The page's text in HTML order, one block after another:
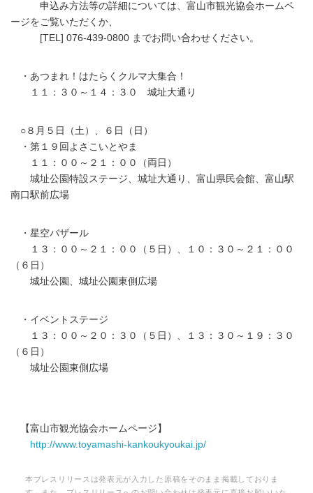
申込み方法等の詳細については、富山市観光協会ホームペ
ージをご覧いただくか、
[TEL] 076-439-0800 までお問い合わせください。
・あつまれ！はたらくクルマ大集合！
１１：３０～１４：３０ 城址大通り
○８月５日（土）、６日（日）
・第１９回よさこいとやま
１１：００～２１：００（両日）
城址公園特設ステージ、城址大通り、富山県民会館、富山駅
南口駅前広場
・星空バザール
１３：００～２１：００（５日）、１０：３０～２１：００
（６日）
城址公園、城址公園東側広場
・イベントステージ
１３：００～２０：３０（５日）、１３：３０～１９：３０
（６日）
城址公園東側広場
【富山市観光協会ホームページ】
http://www.toyamashi-kankoukyoukai.jp/
本プレスリリースは発表元が入力した原稿をそのまま掲載しておりま